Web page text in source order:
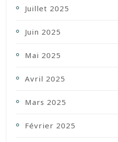
Juillet 2025
Juin 2025
Mai 2025
Avril 2025
Mars 2025
Février 2025